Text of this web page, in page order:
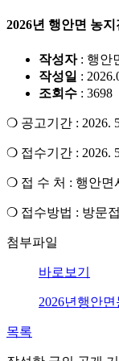
2026년 행안면 농
작성자: 행안
작성일 :
조회수 : 3698
❍ 공고기간 : 2026.
❍ 접수기간 : 2026.
❍ 접 수 처 : 행안면
❍ 접수방법 : 방문
첨부파일
바로보기
2026년행안
목록